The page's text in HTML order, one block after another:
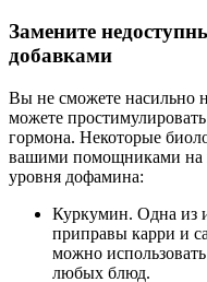
Замените
добавками
Вы не сможете насильно
можете
гормона. Некоторые
вашими помощниками на
уровня дофамина:
Куркумин. Одна из
приправы карри и
можно
любых блюд.